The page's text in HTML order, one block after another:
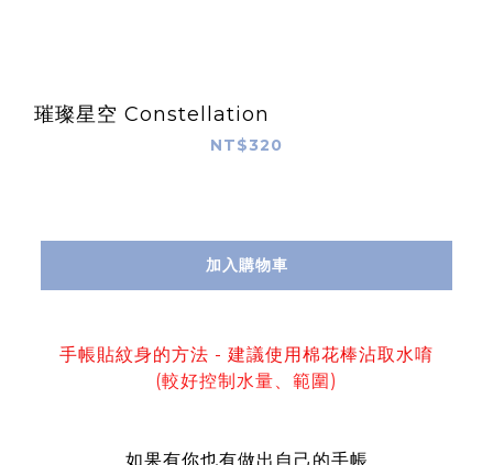
璀璨星空 Constellation
NT$320
加入購物車
手帳貼紋身的方法 - 建議使用棉花棒沾取水唷
(較好控制水量、範圍)
如果有你也有做出自己的手帳